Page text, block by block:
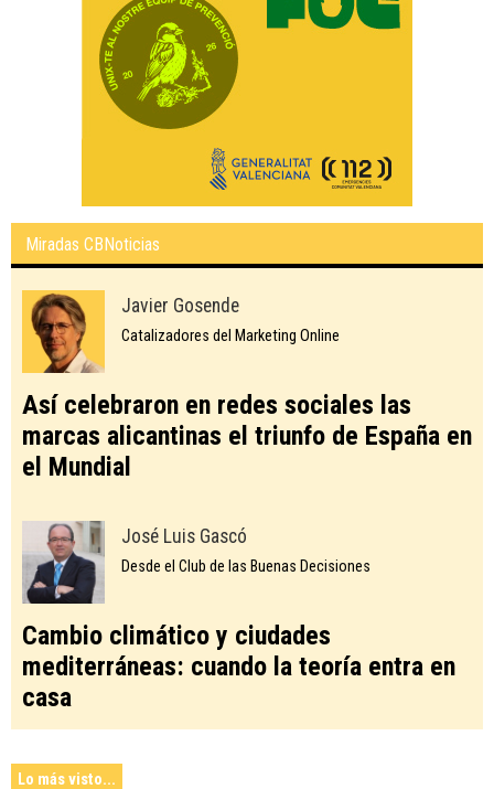
Miradas CBNoticias
Javier Gosende
Catalizadores del Marketing Online
Así celebraron en redes sociales las
marcas alicantinas el triunfo de España en
el Mundial
José Luis Gascó
Desde el Club de las Buenas Decisiones
Cambio climático y ciudades
mediterráneas: cuando la teoría entra en
casa
Lo más visto...